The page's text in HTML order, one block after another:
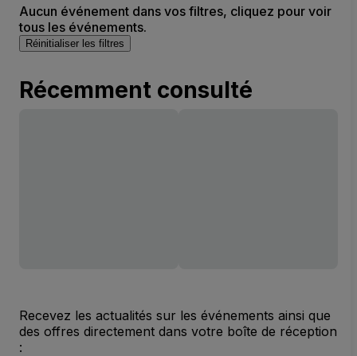
Aucun événement dans vos filtres, cliquez pour voir
tous les événements.
Réinitialiser les filtres
Récemment consulté
Recevez les actualités sur les événements ainsi que
des offres directement dans votre boîte de réception
: